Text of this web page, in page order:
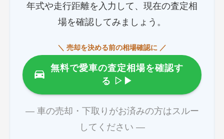
年式や走行距離を入力して、現在の査定相
場を確認してみましょう。
＼ 売却を決める前の相場確認に ／
無料で愛車の査定相場を確認す
る ▷▶
― 車の売却・下取りがお済みの方はスルー
してください ―